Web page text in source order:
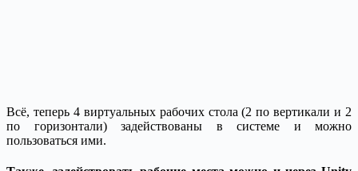
Всё, теперь 4 виртуальных рабочих стола (2 по вертикали и 2
по горизонтали) задействованы в системе и можно
пользоваться ими.